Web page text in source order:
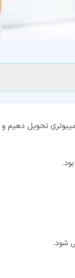
تحویل دهیم و
شود.